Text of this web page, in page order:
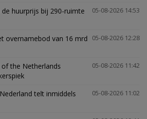
05-08-2026 14:53
de huurprijs bij 290-ruimte
05-08-2026 12:28
overnamebod van 16 mrd
05-08-2026 11:42
the Netherlands
05-08-2026 11:02
telt inmiddels